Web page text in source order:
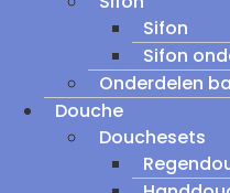
Sifon
Sifon
Onderdelen
Douche
Douchesets